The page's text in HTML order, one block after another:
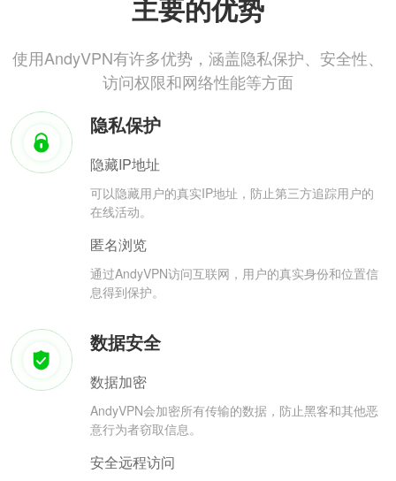
主要的优势
使用AndyVPN有许多优势，涵盖隐私保护、安全性、
访问权限和网络性能等方面
隐私保护
隐藏IP地址
可以隐藏用户的真实IP地址，防止第三方追踪用户的
在线活动。
匿名浏览
通过AndyVPN访问互联网，用户的真实身份和位置信
息得到保护。
数据安全
数据加密
AndyVPN会加密所有传输的数据，防止黑客和其他恶
意行为者窃取信息。
安全远程访问